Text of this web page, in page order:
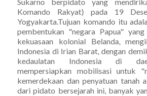
Komando Rakyat) pada 19
Yogyakarta.Tujuan komando itu
pembentukan "negara Papua"
kekuasaan kolonial Belanda,
Indonesia di Irian Barat, dengan
kedaulatan Indonesia di
mempersiapkan mobilisasi untuk
kemerdekaan dan penyatuan tanah
dari pidato bersejarah ini, banyak